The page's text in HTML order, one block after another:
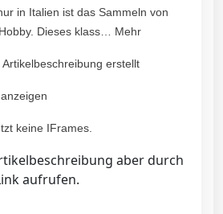
in Italien ist das Sammeln von
Dieses klass… Mehr
erstellt
keine IFrames.
aber durch
aufrufen.